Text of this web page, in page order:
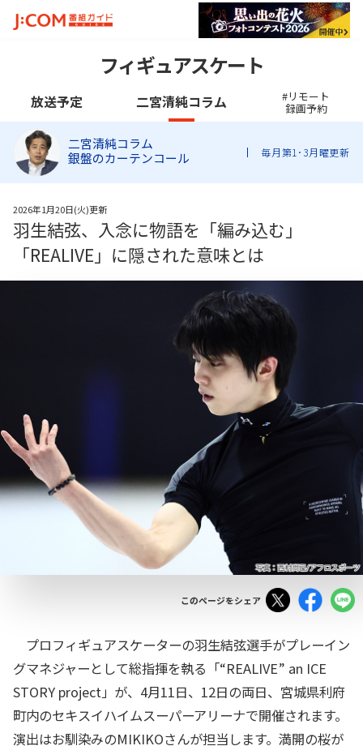
フィギュアスケート
放送予定 二宮清純コラム #リモート
録画予約
二宮清純コラム
銀盤のカーテンコール
毎月第1･3月曜更新
2026年1月20日(火)更新
羽生結弦、入念に物語を「編み込む」
「REALIVE」に隠された意味とは
このページをシェア Tweet
プロフィギュアスケーターの羽生結弦選手がプレーイン
グマネジャーとして総指揮を執る「“REALIVE” an ICE
STORY project」が、4月11日、12日の両日、宮城県利府
町内のセキスイハイムスーパーアリーナで開催されます。
演出はお馴染みのMIKIKOさんが担当します。満開の桜が